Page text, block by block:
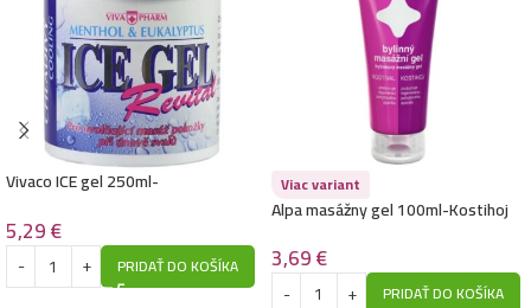
Vivaco ICE gel 250ml-
únave svalov
5,29€
PRIDAŤ DO KOŠÍKA
Viac variant
Alpa masážny gel 100ml-Kostihoj
3,69€
PRIDAŤ DO KOŠÍKA